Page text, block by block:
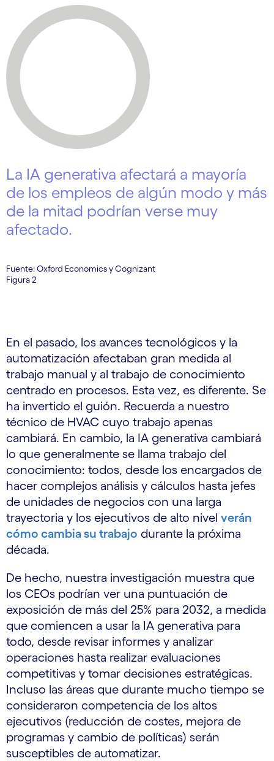
La IA generativa afectará a mayoría
de los empleos de algún modo y más
de la mitad podrían verse muy
afectado.
Fuente: Oxford Economics y Cognizant
Figura 2
En el pasado, los avances tecnológicos y la
automatización afectaban gran medida al
trabajo manual y al trabajo de conocimiento
centrado en procesos. Esta vez, es diferente. Se
ha invertido el guión. Recuerda a nuestro
técnico de HVAC cuyo trabajo apenas
cambiará. En cambio, la IA generativa cambiará
lo que generalmente se llama trabajo del
conocimiento: todos, desde los encargados de
hacer complejos análisis y cálculos hasta jefes
de unidades de negocios con una larga
trayectoria y los ejecutivos de alto nivel verán
cómo cambia su trabajo durante la próxima
década.
De hecho, nuestra investigación muestra que
los CEOs podrían ver una puntuación de
exposición de más del 25% para 2032, a medida
que comiencen a usar la IA generativa para
todo, desde revisar informes y analizar
operaciones hasta realizar evaluaciones
competitivas y tomar decisiones estratégicas.
Incluso las áreas que durante mucho tiempo se
consideraron competencia de los altos
ejecutivos (reducción de costes, mejora de
programas y cambio de políticas) serán
susceptibles de automatizar.